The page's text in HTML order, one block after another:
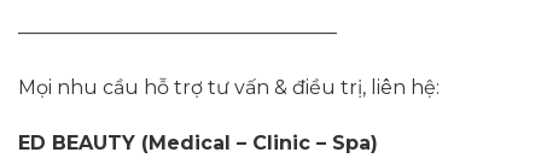
————————————————–
Mọi nhu cầu hỗ trợ tư vấn & điều trị, liên hệ:
ED BEAUTY (Medical – Clinic – Spa)